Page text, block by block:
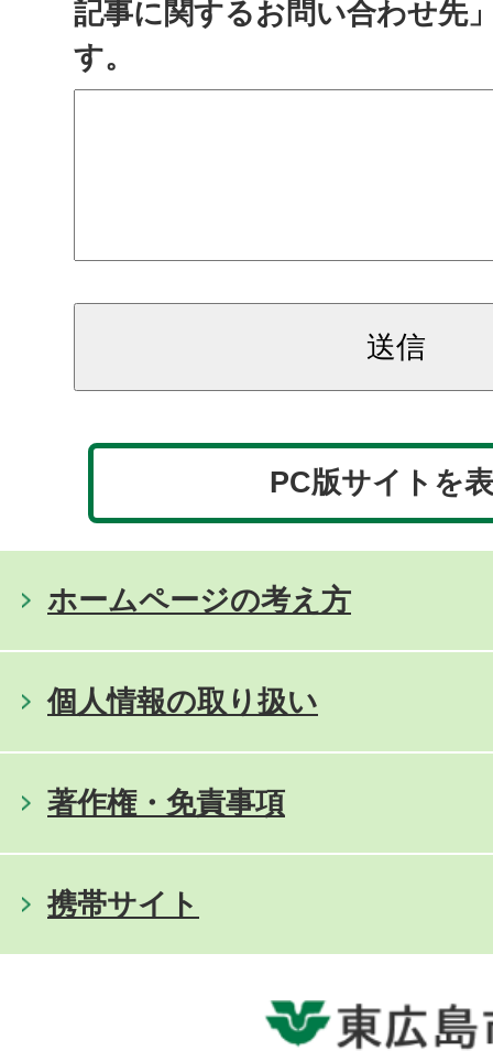
記事に関するお問い合わせ先
す。
PC版サイトを
ホームページの考え方
個人情報の取り扱い
著作権・免責事項
携帯サイト